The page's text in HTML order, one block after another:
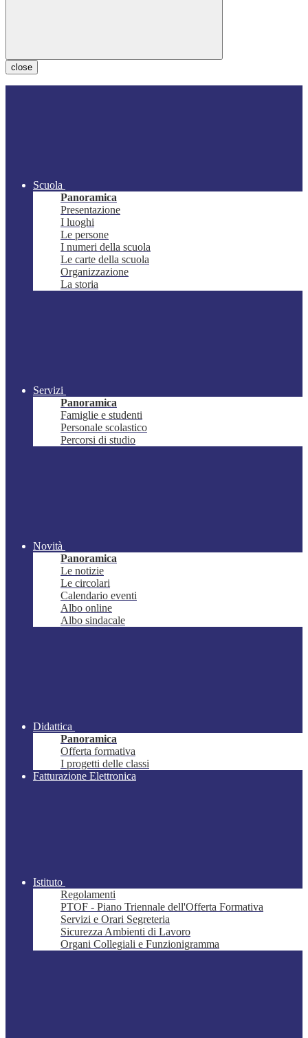
close
Scuola
Panoramica
Presentazione
I luoghi
Le persone
I numeri della scuola
Le carte della scuola
Organizzazione
La storia
Servizi
Panoramica
Famiglie e studenti
Personale scolastico
Percorsi di studio
Novità
Panoramica
Le notizie
Le circolari
Calendario eventi
Albo online
Albo sindacale
Didattica
Panoramica
Offerta formativa
I progetti delle classi
Fatturazione Elettronica
Istituto
Regolamenti
PTOF - Piano Triennale dell'Offerta Formativa
Servizi e Orari Segreteria
Sicurezza Ambienti di Lavoro
Organi Collegiali e Funzionigramma